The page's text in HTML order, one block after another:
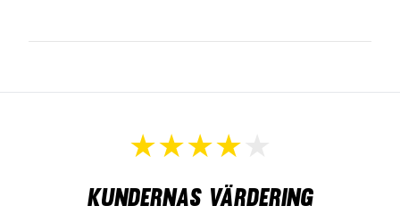
Kundernas värdering